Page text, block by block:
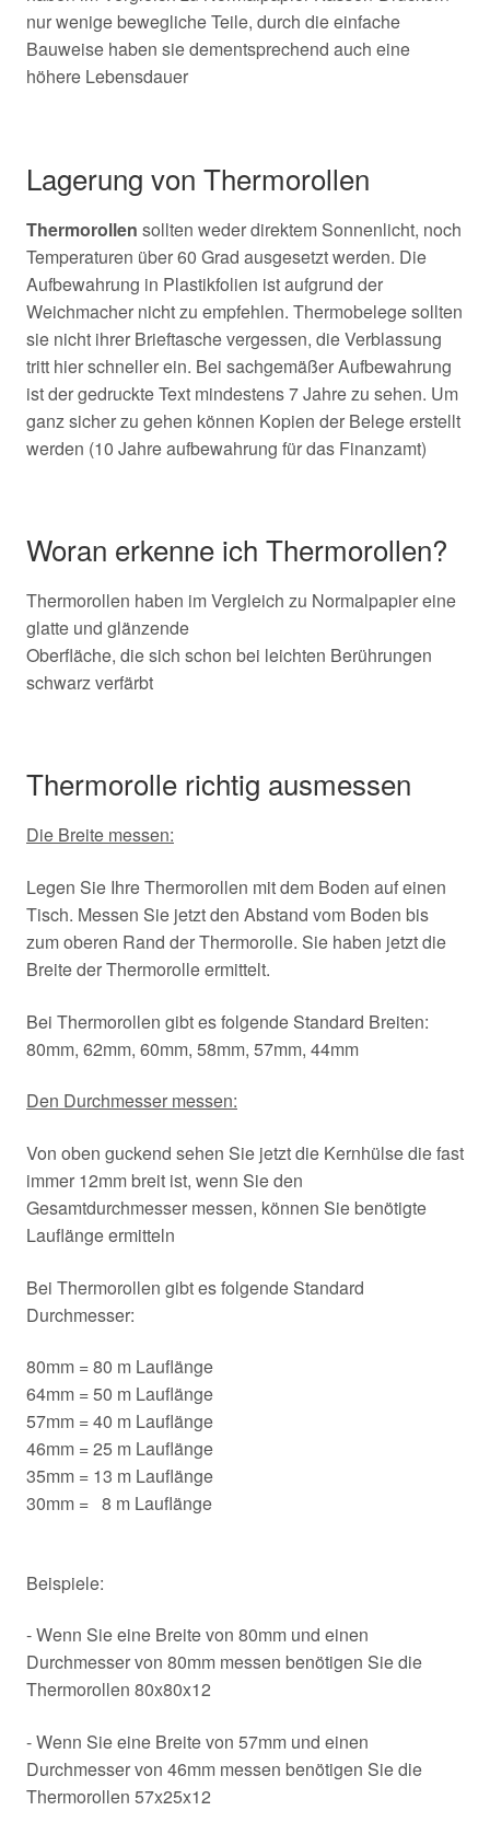
nur wenige bewegliche Teile, durch die einfache
Bauweise haben sie dementsprechend auch eine
höhere Lebensdauer
Lagerung von Thermorollen
Thermorollen sollten weder direktem Sonnenlicht, noch
Temperaturen über 60 Grad ausgesetzt werden. Die
Aufbewahrung in Plastikfolien ist aufgrund der
Weichmacher nicht zu empfehlen. Thermobelege sollten
sie nicht ihrer Brieftasche vergessen, die Verblassung
tritt hier schneller ein. Bei sachgemäßer Aufbewahrung
ist der gedruckte Text mindestens 7 Jahre zu sehen. Um
ganz sicher zu gehen können Kopien der Belege erstellt
werden (10 Jahre aufbewahrung für das Finanzamt)
Woran erkenne ich Thermorollen?
Thermorollen haben im Vergleich zu Normalpapier eine
glatte und glänzende
Oberfläche, die sich schon bei leichten Berührungen
schwarz verfärbt
Thermorolle richtig ausmessen
Die Breite messen:
Legen Sie Ihre Thermorollen mit dem Boden auf einen
Tisch. Messen Sie jetzt den Abstand vom Boden bis
zum oberen Rand der Thermorolle. Sie haben jetzt die
Breite der Thermorolle ermittelt.
Bei Thermorollen gibt es folgende Standard Breiten:
80mm, 62mm, 60mm, 58mm, 57mm, 44mm
Den Durchmesser messen:
Von oben guckend sehen Sie jetzt die Kernhülse die fast
immer 12mm breit ist, wenn Sie den
Gesamtdurchmesser messen, können Sie benötigte
Lauflänge ermitteln
Bei Thermorollen gibt es folgende Standard
Durchmesser:
80mm = 80 m Lauflänge
64mm = 50 m Lauflänge
57mm = 40 m Lauflänge
46mm = 25 m Lauflänge
35mm = 13 m Lauflänge
30mm = 8 m Lauflänge
Beispiele:
- Wenn Sie eine Breite von 80mm und einen
Durchmesser von 80mm messen benötigen Sie die
Thermorollen 80x80x12
- Wenn Sie eine Breite von 57mm und einen
Durchmesser von 46mm messen benötigen Sie die
Thermorollen 57x25x12